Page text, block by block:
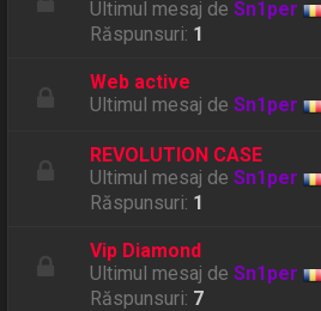
Ultimul mesaj deSn1per
Răspunsuri: 1
Web active
Ultimul mesaj deSn1per
REVOLUTION CASE
Ultimul mesaj deSn1per
Răspunsuri: 1
Vip Diamond
Ultimul mesaj deSn1per
Răspunsuri: 7